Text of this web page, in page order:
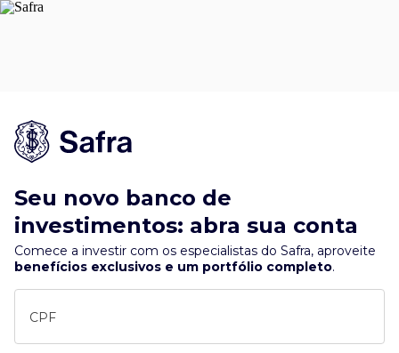
Seu novo banco de
investimentos: abra sua conta
Comece a investir com os especialistas do Safra, aproveite
benefícios exclusivos e um portfólio completo.
CPF